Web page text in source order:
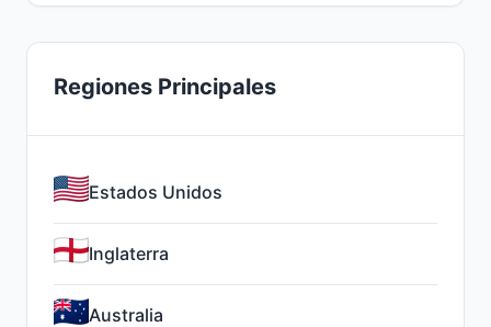
Regiones Principales
Estados Unidos
Inglaterra
Australia